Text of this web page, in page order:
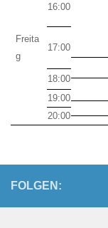
Freita
g
16:00
17:00
18:00
19:00
20:00
FOLGEN: